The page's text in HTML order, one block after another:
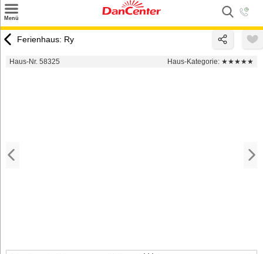
Menü
Urlaubsziele
Ferienhaus: Ry
Haus-Nr. 58325 Haus-Kategorie: ★★★★★